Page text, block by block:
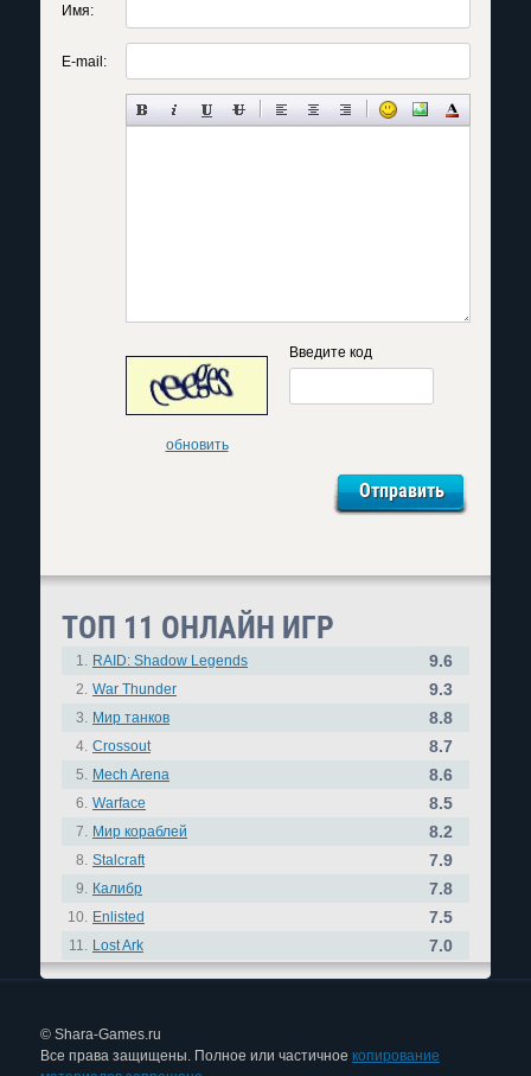
Имя:
E-mail:
обновить
Введите код
ТОП 11 ОНЛАЙН ИГР
1. RAID: Shadow Legends 9.6
2. War Thunder 9.3
3. Мир танков 8.8
4. Crossout 8.7
5. Mech Arena 8.6
6. Warface 8.5
7. Мир кораблей 8.2
8. Stalcraft 7.9
9. Калибр 7.8
10. Enlisted 7.5
11. Lost Ark 7.0
© Shara-Games.ru
Все права защищены. Полное или частичное копирование